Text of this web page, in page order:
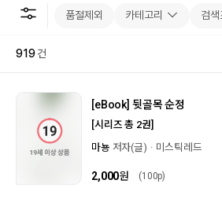
품절제외 카테고리 검색
919 건
[eBook] 뒷골목 순정
[시리즈 총 2권]
마뇽 저자(글) 미스틱레드
2,000원 (100p)